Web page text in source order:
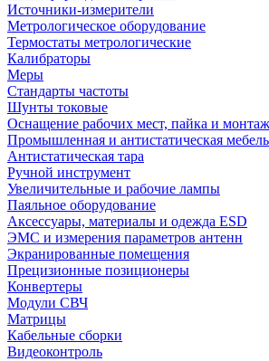
Источники-измерители
Метрологическое оборудование
Термостаты метрологические
Калибраторы
Меры
Стандарты частоты
Шунты токовые
Оснащение рабочих мест, пайка и монтаж
Промышленная и антистатическая мебель
Антистатическая тара
Ручной инструмент
Увеличительные и рабочие лампы
Паяльное оборудование
Аксессуары, материалы и одежда ESD
ЭМС и измерения параметров антенн
Экранированные помещения
Прецизионные позиционеры
Конвертеры
Модули СВЧ
Матрицы
Кабельные сборки
Видеоконтроль